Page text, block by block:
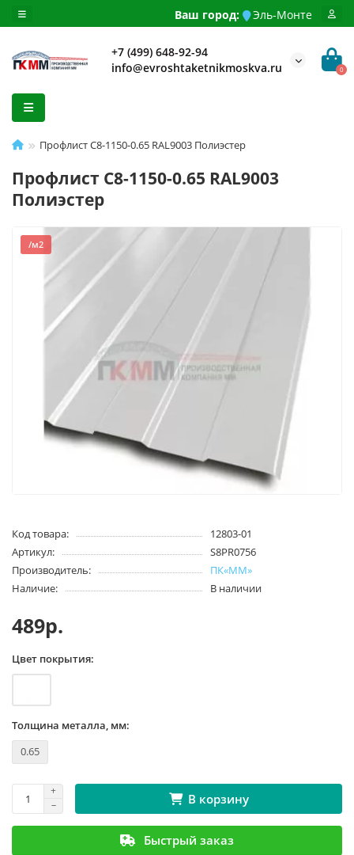
Ваш город: Эль-Монте
+7 (499) 648-92-94
info@evroshtaketnikmoskva.ru
0
Профлист С8-1150-0.65 RAL9003 Полиэстер
Профлист С8-1150-0.65 RAL9003
Полиэстер
/м2
Код товара:
12803-01
Артикул:
S8PR0756
Производитель:
ПК«ММ»
Наличие:
В наличии
489р.
Цвет покрытия:
Толщина металла, мм:
0.65
В корзину
Быстрый заказ